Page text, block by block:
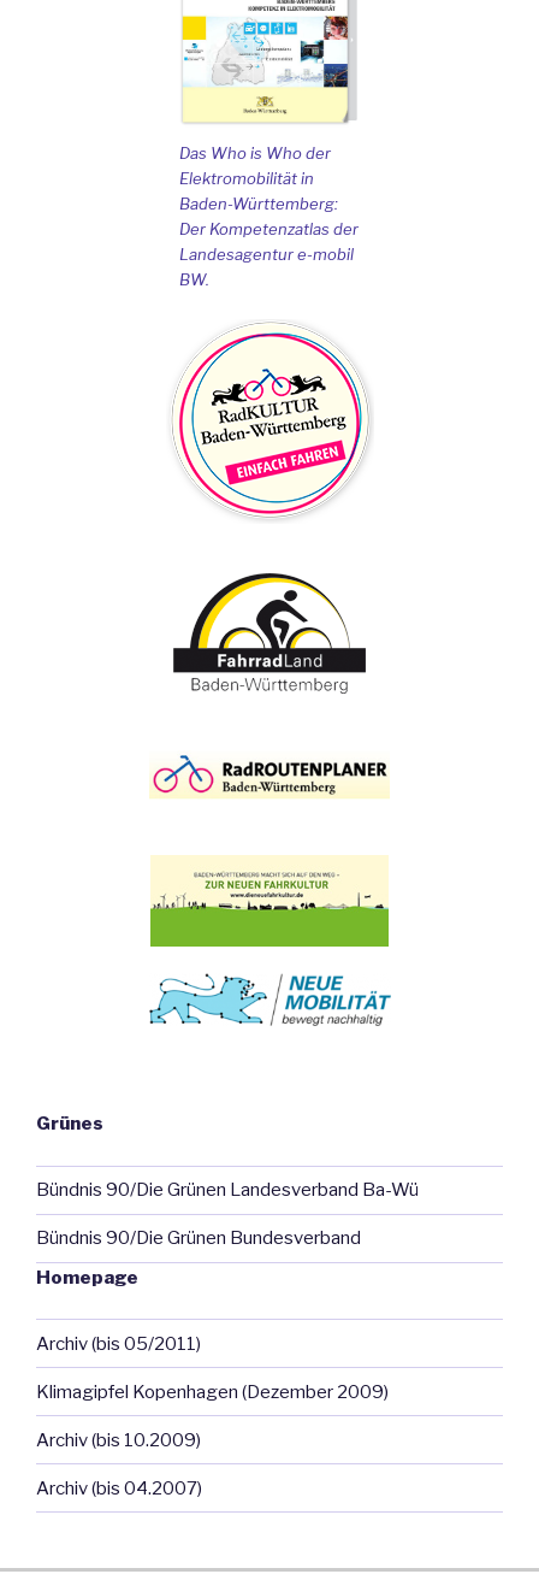
Das Who is Who der
Elektromobilität in
Baden-Württemberg:
Der Kompetenzatlas der
Landesagentur e-mobil
BW.
Grünes
Bündnis 90/Die Grünen Landesverband Ba-Wü
Bündnis 90/Die Grünen Bundesverband
Homepage
Archiv (bis 05/2011)
Klimagipfel Kopenhagen (Dezember 2009)
Archiv (bis 10.2009)
Archiv (bis 04.2007)